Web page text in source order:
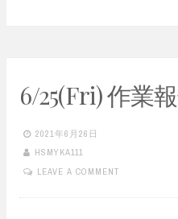
6/25(Fri) 作業
2021年6月26日
HSMYKA111
LEAVE A COMMENT